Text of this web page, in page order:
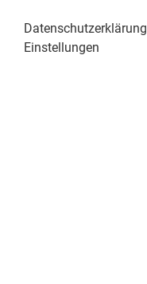
Datenschutzerklärung
Einstellungen